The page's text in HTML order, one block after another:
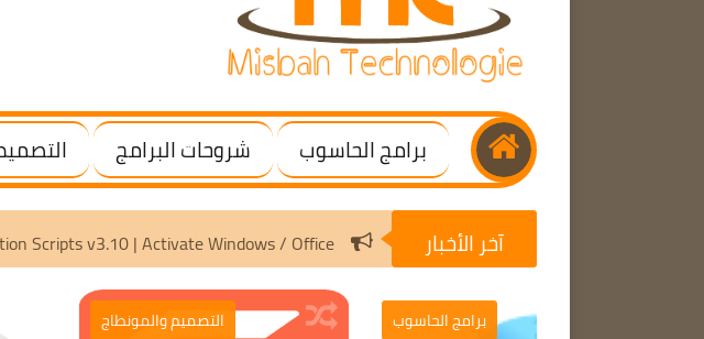
برامج الحاسوب شروحات البرامج
آخر الأخبارActivation Scripts v3.10 | Activate Windows / Office
التصميم والمونطاج برامج الحاسوب